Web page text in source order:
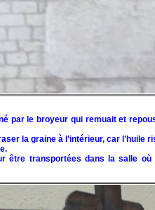
par le broyeur qui remuait et
la graine à l’intérieur, car l’huile
être transportées dans la salle